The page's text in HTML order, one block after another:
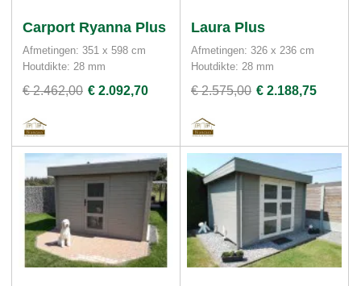
Carport Ryanna Plus
Afmetingen: 351 x 598 cm
Houtdikte: 28 mm
€ 2.462,00 € 2.092,70
Laura Plus
Afmetingen: 326 x 236 cm
Houtdikte: 28 mm
€ 2.575,00 € 2.188,75